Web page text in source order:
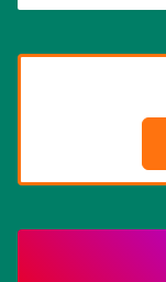
リザード・スキン兜
花園兜
エリオシケ属
パキポディウム属